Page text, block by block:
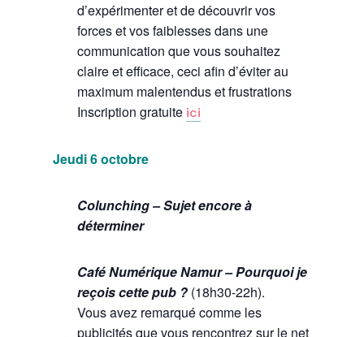
d’expérimenter et de découvrir vos
forces et vos faiblesses dans une
communication que vous souhaitez
claire et efficace, ceci afin d’éviter au
maximum malentendus et frustrations
Inscription gratuite ici
Jeudi 6 octobre
Colunching – Sujet encore à
déterminer
Café Numérique Namur – Pourquoi je
reçois cette pub ? (18h30-22h).
Vous avez remarqué comme les
publicités que vous rencontrez sur le net